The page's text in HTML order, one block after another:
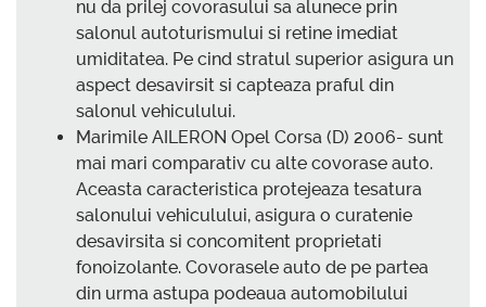
nu da prilej covorasului sa alunece prin
salonul autoturismului si retine imediat
umiditatea. Pe cind stratul superior asigura un
aspect desavirsit si capteaza praful din
salonul vehiculului.
Marimile AILERON Opel Corsa (D) 2006- sunt
mai mari comparativ cu alte covorase auto.
Aceasta caracteristica protejeaza tesatura
salonului vehiculului, asigura o curatenie
desavirsita si concomitent proprietati
fonoizolante. Covorasele auto de pe partea
din urma astupa podeaua automobilului